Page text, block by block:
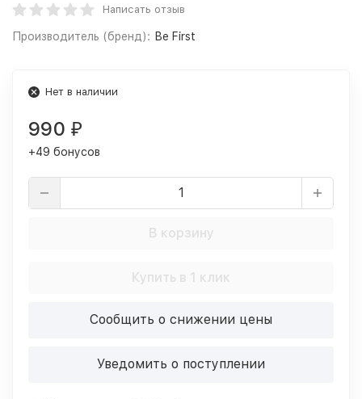
Написать отзыв
Производитель (бренд): Be First
Нет в наличии
990 ₽
+49 бонусов
В корзину
Купить в 1 клик
Сообщить о снижении цены
Уведомить о поступлении